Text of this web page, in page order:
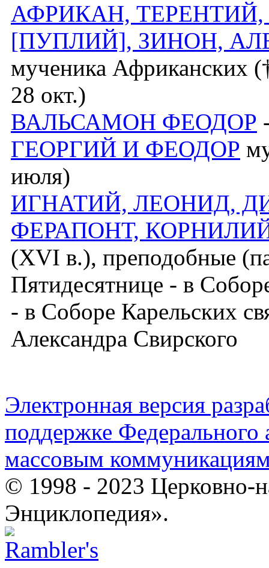
АФРИКАН,
[ПУПЛИЙ], ЗИНОН,
мученика Африканских
28 окт.)
ВАЛЬСАМОН ФЕОДОР
ГЕОРГИЙ И ФЕОДОР
июля)
ИГНАТИЙ, ЛЕОНИД,
ФЕРАПОНТ,
(XVI в.), преподобные
Пятидесятнице - в
- в Соборе Карельских
Александра Свирского
Электронная версия
поддержке Федерального
массовым
© 1998 - 2023 Церковно-
Энциклопедия».